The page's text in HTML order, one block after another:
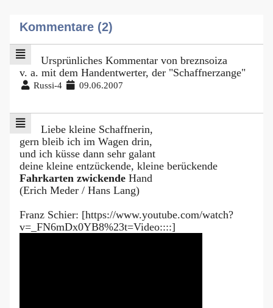
Kommentare (2)
Ursprünliches Kommentar von breznsoiza
v. a. mit dem Handentwerter, der "Schaffnerzange"
Russi-4 09.06.2007
Liebe kleine Schaffnerin,
gern bleib ich im Wagen drin,
und ich küsse dann sehr galant
deine kleine entzückende, kleine berückende
Fahrkarten zwickende Hand
(Erich Meder / Hans Lang)
Franz Schier: [https://www.youtube.com/watch?
v=_FN6mDx0YB8%23t=Video::::]